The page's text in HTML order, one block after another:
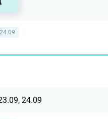
24.09